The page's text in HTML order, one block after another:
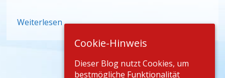
Weiterlesen
Cookie-Hinweis
Dieser Blog nutzt Cookies, um
bestmögliche Funktionalität